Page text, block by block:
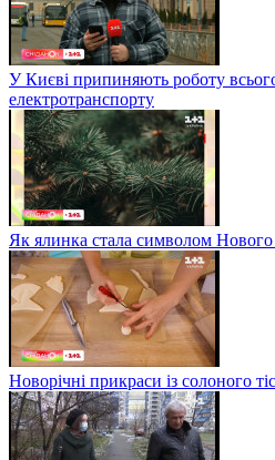
У Києві припиняють роботу
електротранспорту
Як ялинка стала символом Нового
Новорічні прикраси із солоного